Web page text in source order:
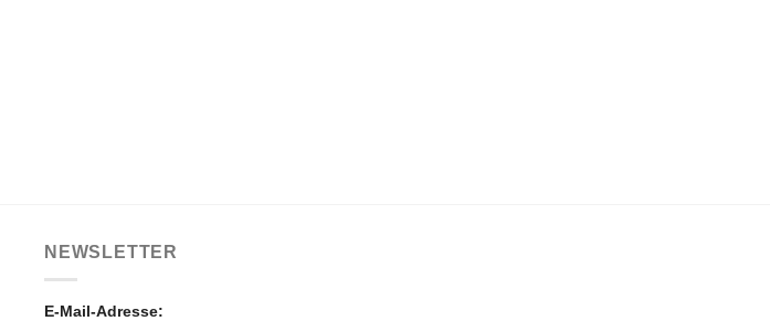
NEWSLETTER
E-Mail-Adresse: